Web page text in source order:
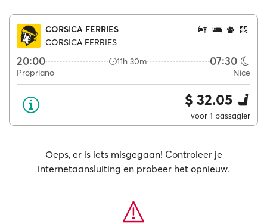
CORSICA FERRIES
CORSICA FERRIES
20:00 11h 30m 07:30
Propriano Nice
$ 32.05
voor 1 passagier
Oeps, er is iets misgegaan! Controleer je
internetaansluiting en probeer het opnieuw.